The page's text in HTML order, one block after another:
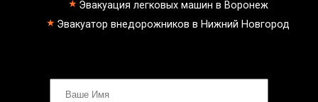
эвакуатор фургона
эвакуатор в сто
эвакуатор эвакуатор чертаново -
климовск
Эвакуация легковых машин в Воронеж
Эвакуатор внедорожников в Нижний Новгород